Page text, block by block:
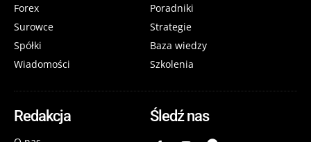
Forex
Surowce
Spółki
Wiadomości
Poradniki
Strategie
Baza wiedzy
Szkolenia
Redakcja Śledź nas